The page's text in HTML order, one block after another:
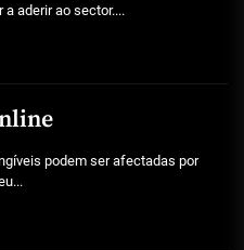
aderir ao sector....
podem ser afectadas por